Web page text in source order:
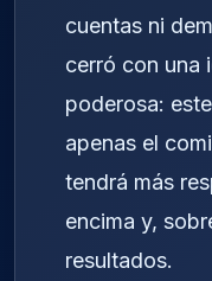
cuentas ni
cerró con una
poderosa:
apenas el
tendrá más
encima y,
resultados.